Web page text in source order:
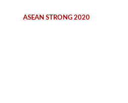
ASEAN STRONG 2020